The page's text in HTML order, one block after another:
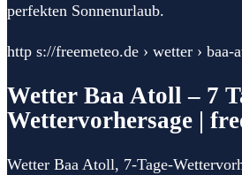
perfekten Sonnenurlaub.
http s://freemeteo.de › wetter › baa-
Wetter Baa Atoll – 7
Wettervorhersage |
Wetter Baa Atoll, 7-Tage-